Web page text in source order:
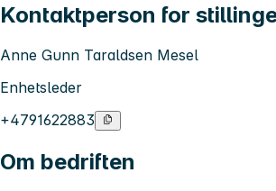
Kontaktperson for
Anne Gunn Taraldsen Mesel
Enhetsleder
+4791622883
Om bedriften